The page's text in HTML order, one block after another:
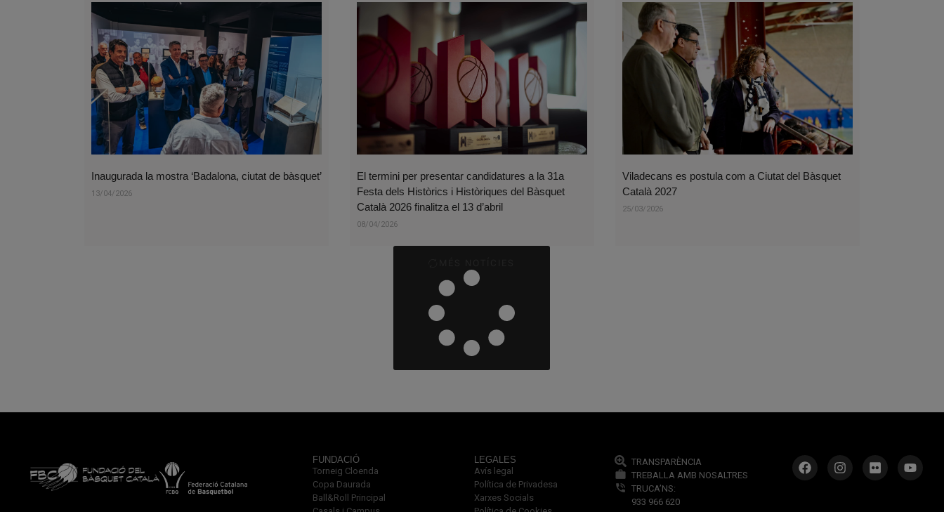
Inaugurada la mostra ‘Badalona, ciutat de bàsquet’
13/04/2026
El termini per presentar candidatures a la 31a
Festa dels Històrics i Històriques del Bàsquet
Català 2026 finalitza el 13 d’abril
08/04/2026
Viladecans es postula com a Ciutat del Bàsquet
Català 2027
25/03/2026
FUNDACIÓ
Torneig Cloenda
Copa Daurada
Ball&Roll Principal
LEGALES
Avís legal
Política de Privadesa
Xarxes Socials
TRANSPARÈNCIA
TREBALLA AMB NOSALTRES
TRUCA’NS:
933 966 620